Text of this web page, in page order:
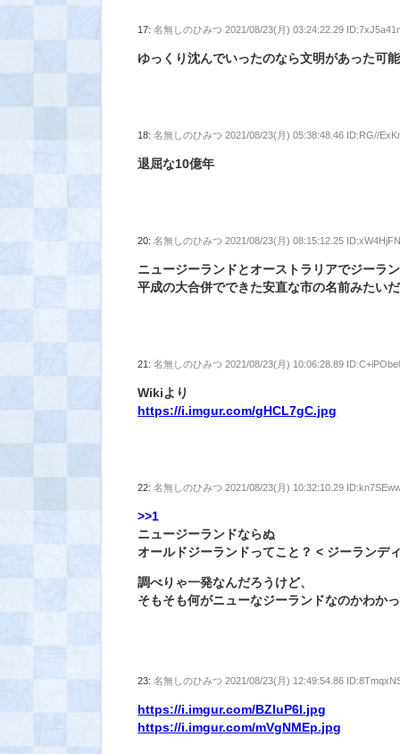
17:名無しのひみつ 2021/08/23(月) 03:24:22.29
ゆっくり沈んでいったのなら文明があった可
18:名無しのひみつ 2021/08/23(月) 05:38:48.46 ID:RG//
退屈な10億年
20:名無しのひみつ 2021/08/23(月) 08:15:12.25
ニュージーランドとオーストラリアでジーラ
平成の大合併でできた安直な市の名前みたい
21:名無しのひみつ 2021/08/23(月) 10:06:28.89
Wikiより
https://i.imgur.com/gHCL7gC.jpg
22:名無しのひみつ 2021/08/23(月) 10:32:10.29
>>1
ニュージーランドならぬ
オールドジーランドってこと？ < ジーランデ
調べりゃ一発なんだろうけど、
そもそも何がニューなジーランドなのかわか
23:名無しのひみつ 2021/08/23(月) 12:49:54.86
https://i.imgur.com/BZluP6l.jpg
https://i.imgur.com/mVgNMEp.jpg